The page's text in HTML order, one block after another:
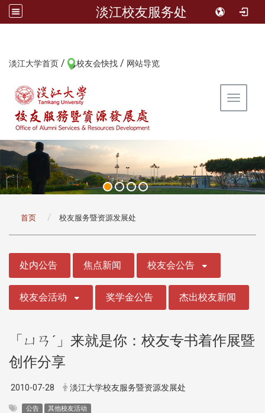
淡江校友服务处
淡江大学首页 / 校友会快找 / 网站导览
Toggle
首页 校友服务暨资源发展处
处内公告 焦点新闻 校友会公告
校友会活动 奖学金公告 杰出校友新闻
「ㄩㄢˊ」来就是你：校友专书着作展暨
创作分享
2010-07-28 淡江大学校友服务暨资源发展处
公告 其他校友活动